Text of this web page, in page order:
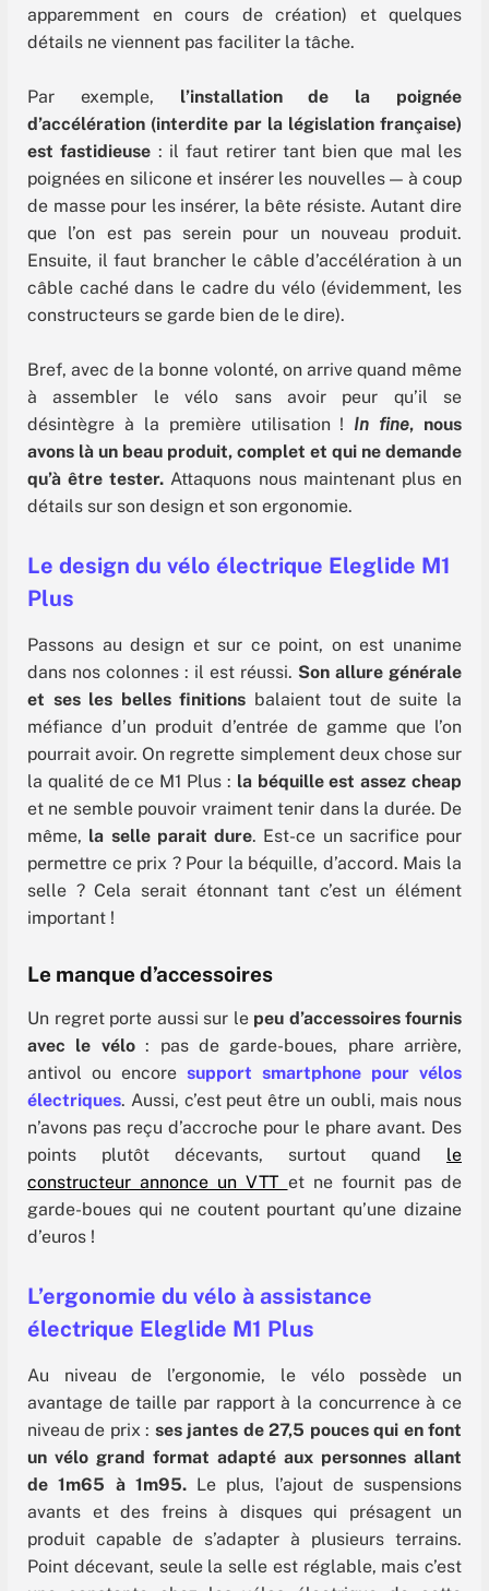
apparemment en cours de création) et quelques
détails ne viennent pas faciliter la tâche.
Par exemple, l’installation de la poignée
d’accélération (interdite par la législation française)
est fastidieuse : il faut retirer tant bien que mal les
poignées en silicone et insérer les nouvelles — à coup
de masse pour les insérer, la bête résiste. Autant dire
que l’on est pas serein pour un nouveau produit.
Ensuite, il faut brancher le câble d’accélération à un
câble caché dans le cadre du vélo (évidemment, les
constructeurs se garde bien de le dire).
Bref, avec de la bonne volonté, on arrive quand même
à assembler le vélo sans avoir peur qu’il se
désintègre à la première utilisation ! In fine, nous
avons là un beau produit, complet et qui ne demande
qu’à être tester. Attaquons nous maintenant plus en
détails sur son design et son ergonomie.
Le design du vélo électrique Eleglide M1
Plus
Passons au design et sur ce point, on est unanime
dans nos colonnes : il est réussi. Son allure générale
et ses les belles finitions balaient tout de suite la
méfiance d’un produit d’entrée de gamme que l’on
pourrait avoir. On regrette simplement deux chose sur
la qualité de ce M1 Plus : la béquille est assez cheap
et ne semble pouvoir vraiment tenir dans la durée. De
même, la selle parait dure. Est-ce un sacrifice pour
permettre ce prix ? Pour la béquille, d’accord. Mais la
selle ? Cela serait étonnant tant c’est un élément
important !
Le manque d’accessoires
Un regret porte aussi sur le peu d’accessoires fournis
avec le vélo: pas de garde-boues, phare arrière,
antivol ou encore support smartphone pour vélos
électriques. Aussi, c’est peut être un oubli, mais nous
n’avons pas reçu d’accroche pour le phare avant. Des
points plutôt décevants, surtout quand le
constructeur annonce un VTT et ne fournit pas de
garde-boues qui ne coutent pourtant qu’une dizaine
d’euros !
L’ergonomie du vélo à assistance
électrique Eleglide M1 Plus
Au niveau de l’ergonomie, le vélo possède un
avantage de taille par rapport à la concurrence à ce
niveau de prix : ses jantes de 27,5 pouces qui en font
un vélo grand format adapté aux personnes allant
de 1m65 à 1m95.Le plus, l’ajout de suspensions
avants et des freins à disques qui présagent un
produit capable de s’adapter à plusieurs terrains.
Point décevant, seule la selle est réglable, mais c’est